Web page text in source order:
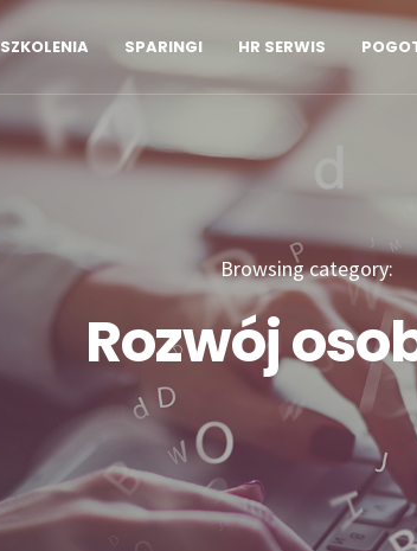
SZKOLENIA SPARINGI HR SERWIS
Browsing category:
Rozwój